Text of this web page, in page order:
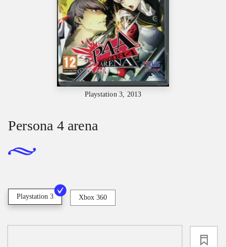
Playstation 3, 2013
Persona 4 arena
Playstation 3 Xbox 360